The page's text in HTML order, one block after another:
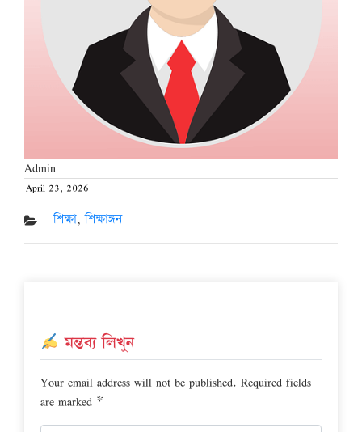
Admin
Posted
on
April 23, 2026
শিক্ষা,শিক্ষাঙ্গন
মন্তব্য লিখুন
Your email address will not be published. Required fields
are marked *